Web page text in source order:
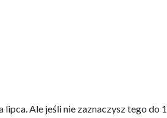
lipca. Ale jeśli nie zaznaczysz tego do